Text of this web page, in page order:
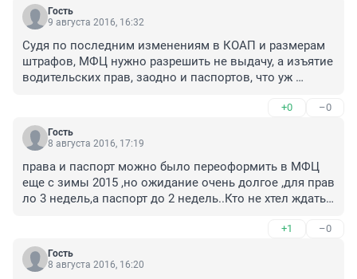
Гость
9 августа 2016, 16:32
Судя по последним изменениям в КОАП и размерам
штрафов, МФЦ нужно разрешить не выдачу, а изъятие
водительских прав, заодно и паспортов, что уж
+0 –0
Гость
8 августа 2016, 17:19
права и паспорт можно было переоформить в МФЦ
еще с зимы 2015 ,но ожидание очень долгое ,для прав
ло 3 недель,а паспорт до 2 недель..Кто не хтел ждать
+1 –0
Гость
8 августа 2016, 16:20